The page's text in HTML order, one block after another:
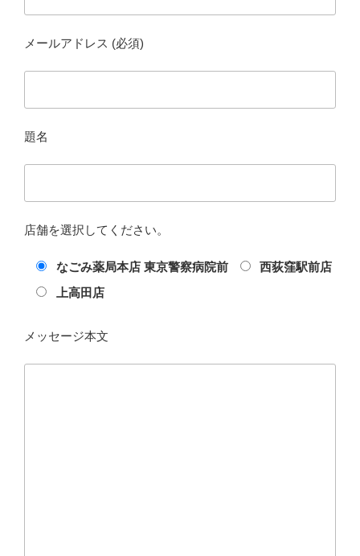
メールアドレス (必須)
題名
店舗を選択してください。
なごみ薬局本店 東京警察病院前
西荻窪駅前店
上高田店
メッセージ本文